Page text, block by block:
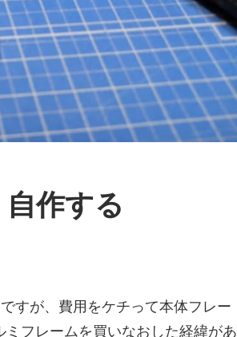
作する
すが、費用をケチって本体フレー
フレームを買いなおした経緯があ